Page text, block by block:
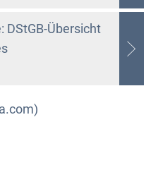
DStGB-Übersicht